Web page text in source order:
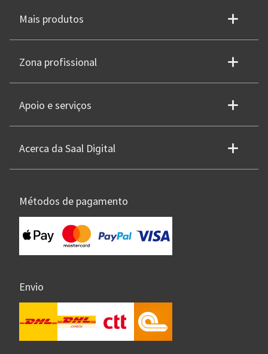
Mais produtos
Zona profissional
Apoio e serviços
Acerca da Saal Digital
Métodos de pagamento
Envio